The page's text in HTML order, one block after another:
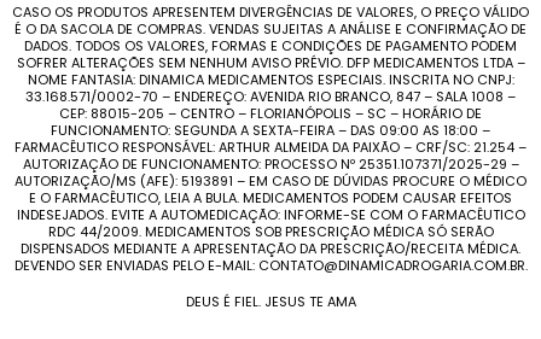
CASO OS PRODUTOS APRESENTEM DIVERGÊNCIAS DE VALORES, O PREÇO VÁLIDO
É O DA SACOLA DE COMPRAS. VENDAS SUJEITAS A ANÁLISE E CONFIRMAÇÃO DE
DADOS. TODOS OS VALORES, FORMAS E CONDIÇÕES DE PAGAMENTO PODEM
SOFRER ALTERAÇÕES SEM NENHUM AVISO PRÉVIO. DFP MEDICAMENTOS LTDA –
NOME FANTASIA: DINAMICA MEDICAMENTOS ESPECIAIS. INSCRITA NO CNPJ:
33.168.571/0002-70 – ENDEREÇO: AVENIDA RIO BRANCO, 847 – SALA 1008 –
CEP: 88015-205 – CENTRO – FLORIANÓPOLIS – SC – HORÁRIO DE
FUNCIONAMENTO: SEGUNDA A SEXTA-FEIRA – DAS 09:00 AS 18:00 –
FARMACÊUTICO RESPONSÁVEL: ARTHUR ALMEIDA DA PAIXÃO – CRF/SC: 21.254 –
AUTORIZAÇÃO DE FUNCIONAMENTO: PROCESSO Nº 25351.107371/2025-29 –
AUTORIZAÇÃO/MS (AFE): 5193891 – EM CASO DE DÚVIDAS PROCURE O MÉDICO
E O FARMACÊUTICO, LEIA A BULA. MEDICAMENTOS PODEM CAUSAR EFEITOS
INDESEJADOS. EVITE A AUTOMEDICAÇÃO: INFORME-SE COM O FARMACÊUTICO
RDC 44/2009. MEDICAMENTOS SOB PRESCRIÇÃO MÉDICA SÓ SERÃO
DISPENSADOS MEDIANTE A APRESENTAÇÃO DA PRESCRIÇÃO/RECEITA MÉDICA.
DEVENDO SER ENVIADAS PELO E-MAIL: CONTATO@DINAMICADROGARIA.COM.BR.
DEUS É FIEL. JESUS TE AMA